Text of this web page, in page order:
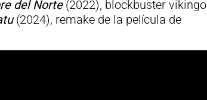
del Norte(2022), blockbuster vikingo
(2024), remake de la película de